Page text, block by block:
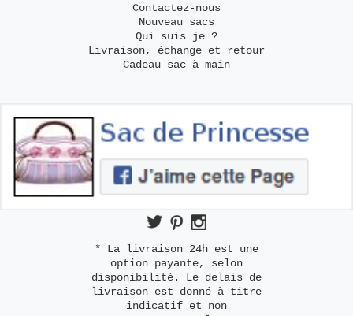
Contactez-nous
Nouveau sacs
Qui suis je ?
Livraison, échange et retour
Cadeau sac à main
* La livraison 24h est une
option payante, selon
disponibilité. Le delais de
livraison est donné à titre
indicatif et non